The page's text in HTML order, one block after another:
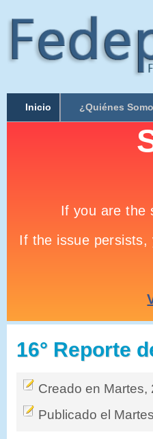
Inicio ¿Quiénes
16° Reporte
Creado en Martes,
Publicado el